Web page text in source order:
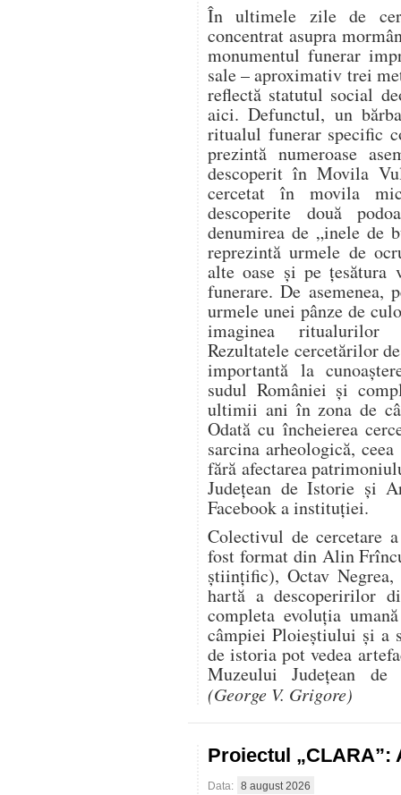
În ultimele zile de
concentrat asupra
monumentul funerar
sale – aproximativ trei
reflectă statutul social
aici. Defunctul, un
ritualul funerar specific
prezintă numeroase
descoperit în Movila
cercetat în movila
descoperite două
denumirea de „inele de
reprezintă urmele de
alte oase și pe țesătura
funerare. De asemenea,
urmele unei pânze de
imaginea ritualurilor
Rezultatele cercetărilor
importantă la
sudul României și
ultimii ani în zona de
Odată cu încheierea
sarcina arheologică,
fără afectarea
Județean de Istorie și
Facebook a instituției.
Colectivul de
fost format din Alin
științific), Octav
hartă a descoperirilor
completa evoluția
câmpiei Ploieștiului și a
de istoria pot vedea
Muzeului Județean
(George V. Grigore)
Proiectul „CLARA”:
Data: 8 august 2026